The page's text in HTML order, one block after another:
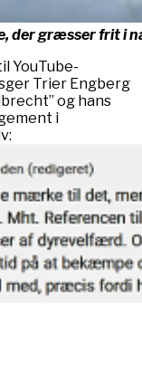
der græsser frit i
YouTube-
Trier Engberg
og hans
i